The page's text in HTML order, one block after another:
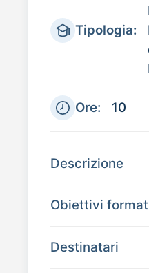
Tipologia:
Ore: 10
Descrizione
Obiettivi
Destinatari